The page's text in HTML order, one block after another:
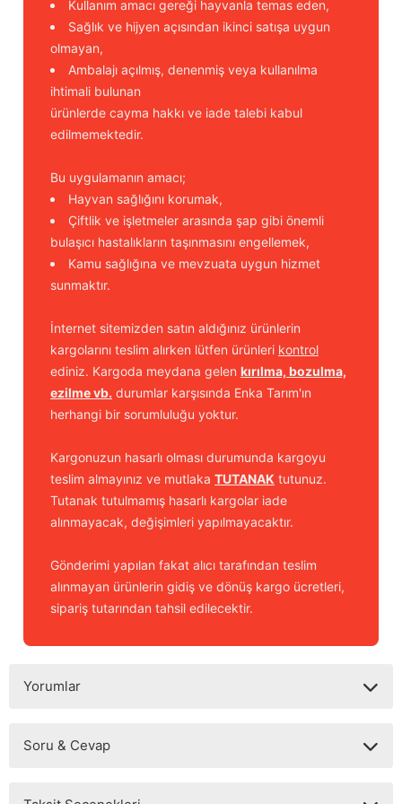
Kullanım amacı gereği hayvanla temas eden,
Sağlık ve hijyen açısından ikinci satışa uygun
olmayan,
Ambalajı açılmış, denenmiş veya kullanılma
ihtimali bulunan
ürünlerde cayma hakkı ve iade talebi kabul
edilmemektedir.
Bu uygulamanın amacı;
Hayvan sağlığını korumak,
Çiftlik ve işletmeler arasında şap gibi önemli
bulaşıcı hastalıkların taşınmasını engellemek,
Kamu sağlığına ve mevzuata uygun hizmet
sunmaktır.
İnternet sitemizden satın aldığınız ürünlerin
kargolarını teslim alırken lütfen ürünleri kontrol
ediniz. Kargoda meydana gelen kırılma, bozulma,
ezilme vb. durumlar karşısında Enka Tarım'ın
herhangi bir sorumluluğu yoktur.
Kargonuzun hasarlı olması durumunda kargoyu
teslim almayınız ve mutlaka TUTANAK tutunuz.
Tutanak tutulmamış hasarlı kargolar iade
alınmayacak, değişimleri yapılmayacaktır.
Gönderimi yapılan fakat alıcı tarafından teslim
alınmayan ürünlerin gidiş ve dönüş kargo ücretleri,
sipariş tutarından tahsil edilecektir.
Yorumlar
Soru & Cevap